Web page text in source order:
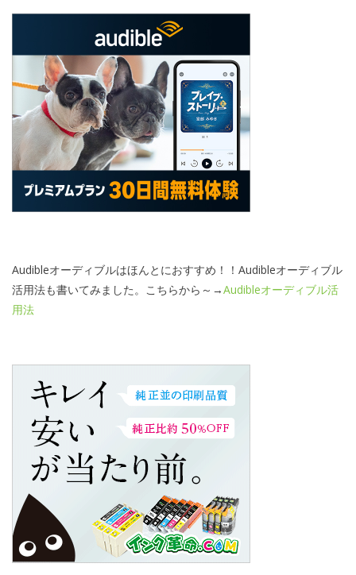
Audibleオーディブルはほんとにおすすめ！！Audibleオーディブル
活用法も書いてみました。こちらから～→Audibleオーディブル活
用法